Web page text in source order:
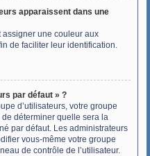
apparaissent dans une
assigner une couleur aux
de faciliter leur identification.
par défaut » ?
d’utilisateurs, votre groupe
de déterminer quelle sera la
par défaut. Les administrateurs
vous-même votre groupe
de contrôle de l’utilisateur.